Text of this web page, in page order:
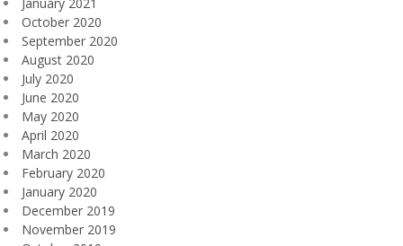
October 2020
September 2020
August 2020
July 2020
June 2020
May 2020
April 2020
March 2020
February 2020
January 2020
December 2019
November 2019